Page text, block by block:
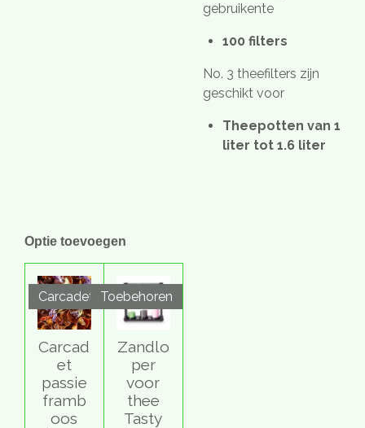
gebruikente
100 filters
No. 3 theefilters zijn
geschikt voor
Theepotten van 1
liter tot 1.6 liter
Optie toevoegen
Carcadet
Carcad
et
passie
framb
oos
Toebehoren
Zandlo
per
voor
thee
Tasty